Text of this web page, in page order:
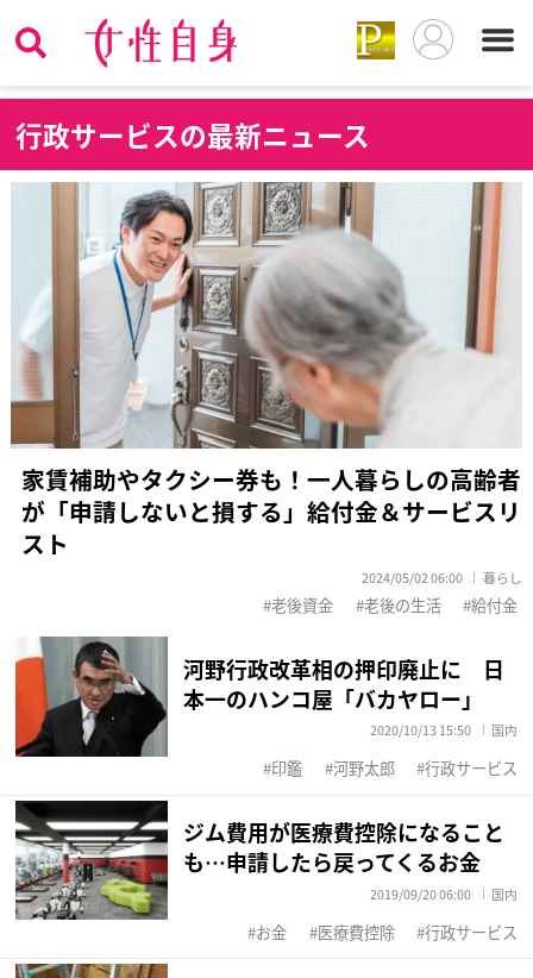
行政サービスの最新ニュース
家賃補助やタクシー券も！一人暮らしの高齢者
が「申請しないと損する」給付金＆サービスリ
スト
2024/05/02 06:00 暮らし
老後資金 老後の生活 給付金
河野行政改革相の押印廃止に 日
本一のハンコ屋「バカヤロー」
2020/10/13 15:50 国内
印鑑 河野太郎 行政サービス
ジム費用が医療費控除になること
も…申請したら戻ってくるお金
2019/09/20 06:00 国内
お金 医療費控除 行政サービス